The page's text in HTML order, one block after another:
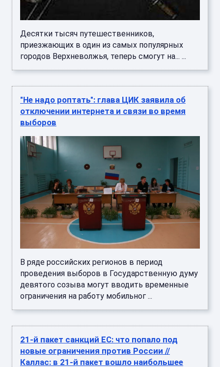
Десятки тысяч путешественников,
приезжающих в один из самых популярных
городов Верхневолжья, теперь смогут на... ...
"Не надо роптать": глава ЦИК заявила об
отключении интернета и связи во время
выборов
В ряде российских регионов в период
проведения выборов в Государственную думу
девятого созыва могут вводить временные
ограничения на работу мобильног ...
21-й пакет санкций ЕС: что попало под
новые ограничения против России //
Каллас: в 21-й пакет вошло наибольшее